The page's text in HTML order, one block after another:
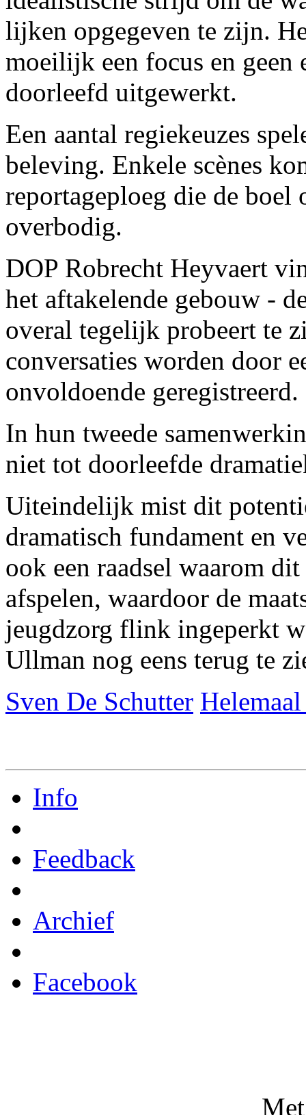
lijken opgegeven te zijn.
moeilijk een focus en geen
doorleefd uitgewerkt.
Een aantal regiekeuzes
beleving. Enkele scènes
reportageploeg die de
overbodig.
DOP Robrecht Heyvaert
het aftakelende gebouw -
overal tegelijk probeert te
conversaties worden door
onvoldoende geregistreerd.
In hun tweede
niet tot doorleefde
Uiteindelijk mist dit
dramatisch fundament en
ook een raadsel waarom
afspelen, waardoor de
jeugdzorg flink ingeperkt
Ullman nog eens terug te
Sven De Schutter
Info
Feedback
Archief
Facebook